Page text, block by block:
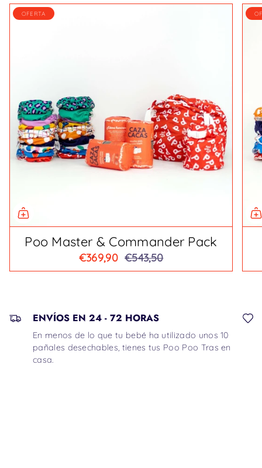
OFERTA
Poo Master & Commander Pack
€369,90 €543,50
ENVÍOS EN 24 - 72 HORAS
En menos de lo que tu bebé ha utilizado unos 10
pañales desechables, tienes tus Poo Poo Tras en
casa.